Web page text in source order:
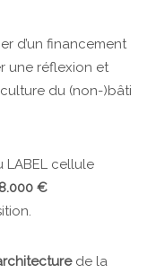
d’un financement
une réflexion et
du (non-)bâti
LABEL cellule
€
de la